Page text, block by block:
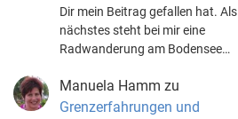
Dir mein Beitrag gefallen hat. Als
nächstes steht bei mir eine
Radwanderung am Bodensee…
Manuela Hamm zu
Grenzerfahrungen und